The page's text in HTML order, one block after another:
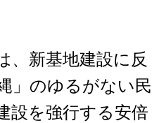
新基地建設に反
」のゆるがない民
設を強行する安倍